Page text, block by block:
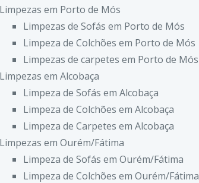
Limpezas em Porto de Mós
Limpezas de Sofás em Porto de Mós
Limpeza de Colchões em Porto de Mós
Limpezas de carpetes em Porto de Mós
Limpezas em Alcobaça
Limpeza de Sofás em Alcobaça
Limpeza de Colchões em Alcobaça
Limpeza de Carpetes em Alcobaça
Limpezas em Ourém/Fátima
Limpeza de Sofás em Ourém/Fátima
Limpeza de Colchões em Ourém/Fátima